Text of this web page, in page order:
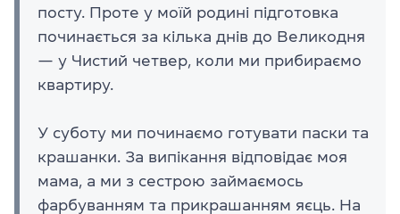
посту. Проте у моїй родині підготовка
починається за кілька днів до Великодня
— у Чистий четвер, коли ми прибираємо
квартиру.
У суботу ми починаємо готувати паски та
крашанки. За випікання відповідає моя
мама, а ми з сестрою займаємось
фарбуванням та прикрашанням яєць. На